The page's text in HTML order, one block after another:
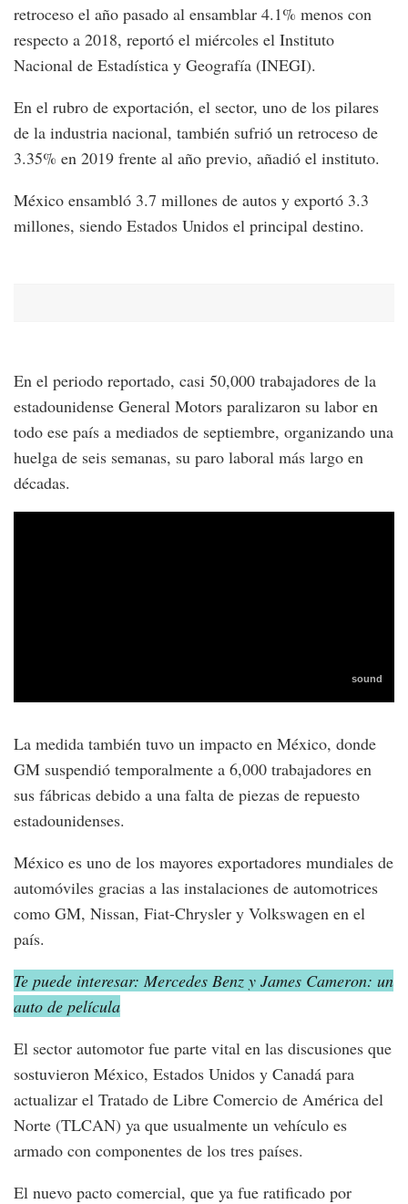
retroceso el año pasado al ensamblar 4.1% menos con
respecto a 2018, reportó el miércoles el Instituto
Nacional de Estadística y Geografía (INEGI).
En el rubro de exportación, el sector, uno de los pilares
de la industria nacional, también sufrió un retroceso de
3.35% en 2019 frente al año previo, añadió el instituto.
México ensambló 3.7 millones de autos y exportó 3.3
millones, siendo Estados Unidos el principal destino.
En el periodo reportado, casi 50,000 trabajadores de la
estadounidense General Motors paralizaron su labor en
todo ese país a mediados de septiembre, organizando una
huelga de seis semanas, su paro laboral más largo en
décadas.
La medida también tuvo un impacto en México, donde
GM suspendió temporalmente a 6,000 trabajadores en
sus fábricas debido a una falta de piezas de repuesto
estadounidenses.
México es uno de los mayores exportadores mundiales de
automóviles gracias a las instalaciones de automotrices
como GM, Nissan, Fiat-Chrysler y Volkswagen en el
país.
Te puede interesar: Mercedes Benz y James Cameron: un
auto de película
El sector automotor fue parte vital en las discusiones que
sostuvieron México, Estados Unidos y Canadá para
actualizar el Tratado de Libre Comercio de América del
Norte (TLCAN) ya que usualmente un vehículo es
armado con componentes de los tres países.
El nuevo pacto comercial, que ya fue ratificado por